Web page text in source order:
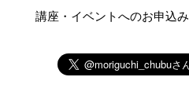
講座・イベントへのお申込み